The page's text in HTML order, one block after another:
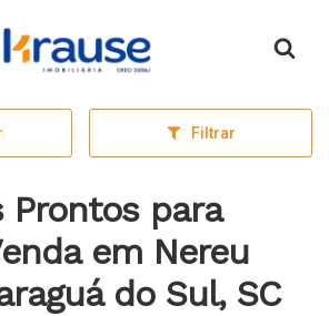
Página inicial
Filtrar
Prontos para
em Nereu
do Sul, SC